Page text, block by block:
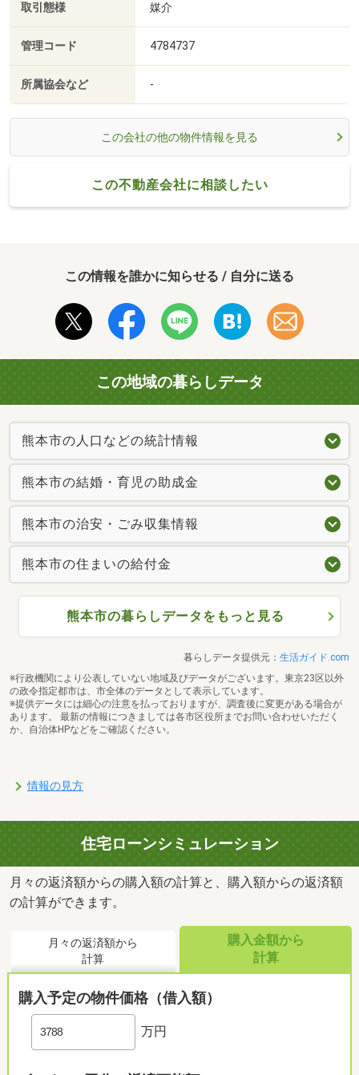
取引態様 媒介
管理コード 4784737
所属協会など -
この会社の他の物件情報を見る
この不動産会社に相談したい
この情報を誰かに知らせる / 自分に送る
この地域の暮らしデータ
熊本市の人口などの統計情報
熊本市の結婚・育児の助成金
熊本市の治安・ごみ収集情報
熊本市の住まいの給付金
熊本市の暮らしデータをもっと見る
暮らしデータ提供元： 生活ガイド.com
※行政機関により公表していない地域及びデータがございます。東京23区以外
の政令指定都市は、市全体のデータとして表示しています。
※提供データには細心の注意を払っておりますが、調査後に変更がある場合が
あります。 最新の情報につきましては各市区役所までお問い合わせいただく
か、自治体HPなどをご確認ください。
情報の見方
住宅ローンシミュレーション
月々の返済額からの購入額の計算と、購入額からの返済額
の計算ができます。
月々の返済額から
計算
購入金額から
計算
購入予定の物件価格（借入額）
万円